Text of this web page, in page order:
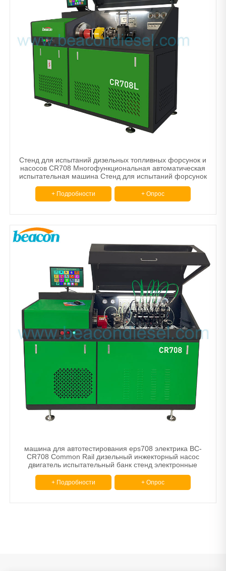
Стенд для испытаний дизельных топливных форсунок и
насосов CR708 Многофункциональная автоматическая
испытательная машина Стенд для испытаний форсунок
Common Rail
+ Подробности + Опрос
машина для автотестирования eps708 электрика BC-
CR708 Common Rail дизельный инжекторный насос
двигатель испытательный банк стенд электронные
машины
+ Подробности + Опрос